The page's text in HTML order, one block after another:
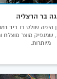
בר הרצליה
שולט בו ביד
שמנפיק מוצר מוצלח
מיותרות.